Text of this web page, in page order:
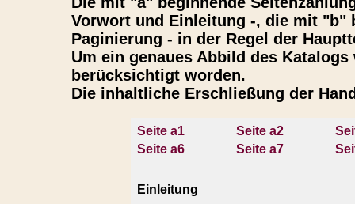
Vorwort und Einleitung -, die mit "b"
Paginierung - in der Regel der
Um ein genaues Abbild des
berücksichtigt worden.
Die inhaltliche Erschließung der
Seite a1 Seite a2
Seite a6
Seite a7
Einleitung